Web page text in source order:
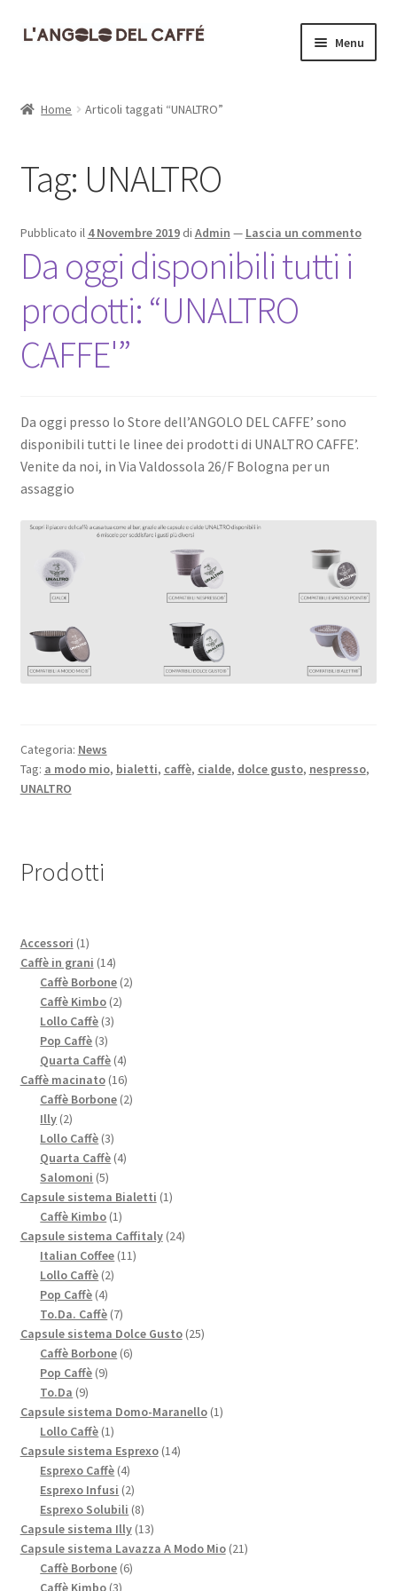
Vai
Vai
Menu
Cassa
Contatti
Dove siamo
Il mio account
Informativa Privacy
Marchi
Shop
Home Articoli taggati “UNALTRO”
Tag: UNALTRO
Pubblicato il 4 Novembre 2019 di Admin — Lascia un commento
Da oggi disponibili tutti i
prodotti: “UNALTRO
CAFFE'”
Da oggi presso lo Store dell’ANGOLO DEL CAFFE’ sono
disponibili tutti le linee dei prodotti di UNALTRO CAFFE’.
Venite da noi, in Via Valdossola 26/F Bologna per un
assaggio
Categoria: News
Tag: a modo mio, bialetti, caffè, cialde, dolce gusto, nespresso,
UNALTRO
Prodotti
Accessori 11
prodotto
Caffè in grani 1414
prodotti
Caffè Borbone 22
Caffè Kimbo 22
Lollo Caffè 33
Pop Caffè 33
prodotti
Quarta Caffè 44
prodotti
Caffè macinato 1616
prodotti
Caffè Borbone 22
Illy 22
prodotti
Lollo Caffè 33
prodotti
Quarta Caffè 44
Salomoni 55
prodotti
Capsule sistema Bialetti 11
Caffè Kimbo 11
prodotto
Capsule sistema Caffitaly 2424
Italian Coffee 1111
Lollo Caffè 22
Pop Caffè 44
prodotti
To.Da. Caffè 77
prodotti
Capsule sistema Dolce Gusto 2525
Caffè Borbone 66
Pop Caffè 99
To.Da 99
prodotti
Capsule sistema Domo-Maranello 11
Lollo Caffè 11
prodotto
Capsule sistema Esprexo 1414
Esprexo Caffè 44
prodotti
Esprexo Infusi 22
prodotti
Esprexo Solubili 88
prodotti
Capsule sistema Illy 1313
prodotti
Capsule sistema Lavazza A Modo Mio 2121
Caffè Borbone 66
Caffè Kimbo 33